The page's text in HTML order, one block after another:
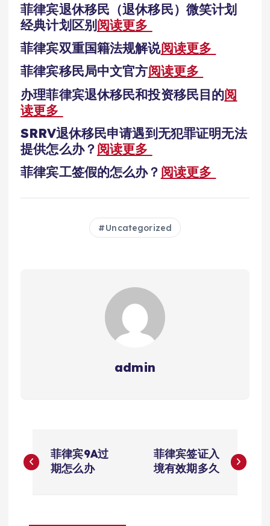
菲律宾退休移民（退休移民）微笑计划
经典计划区别阅读更多
菲律宾双重国籍法规解说阅读更多
菲律宾移民局中文官方阅读更多
办理菲律宾退休移民和投资移民目的阅
读更多
SRRV退休移民申请遇到无犯罪证明无法
提供怎么办？阅读更多
菲律宾工签假的怎么办？ 阅读更多
Uncategorized
admin
章
菲律宾9A过
期怎么办
菲律宾签证入
境有效期多久